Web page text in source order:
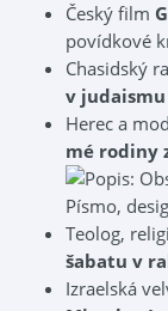
Český film
povídkové
Chasidský
v judaismu
Herec a
mé rodiny
Teolog,
šabatu v
Izraelská